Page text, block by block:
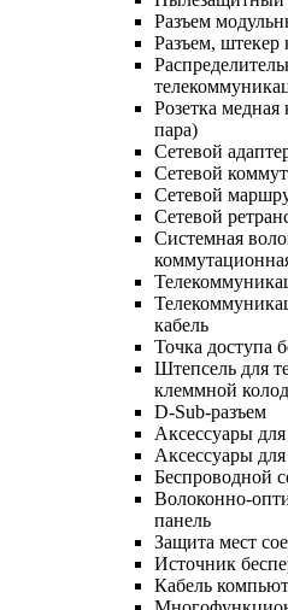
Разъем
Разъем, штекер
Розетка
пара)
Сетевой
Сетевой
Сетевой
Сетевой
Системная
кабель
Точка доступа
Штепсель для
клеммной
D-Sub-разъем
Аксессуары
Аксессуары
Беспроводной
Волоконно-
панель
Защита мест
Источник
Кабель